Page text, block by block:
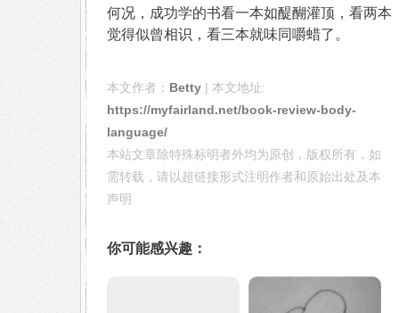
何况，成功学的书看一本如醍醐灌顶，看两本
觉得似曾相识，看三本就味同嚼蜡了。
本文作者： Betty | 本文地址:
https://myfairland.net/book-review-body-
language/
本站文章除特殊标明者外均为原创，版权所有，如
需转载，请以超链接形式注明作者和原始出处及本
声明
你可能感兴趣：